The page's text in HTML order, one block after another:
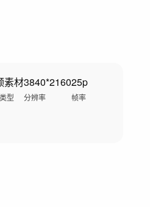
素材
型
3840*2160
分辨率
25p
帧率